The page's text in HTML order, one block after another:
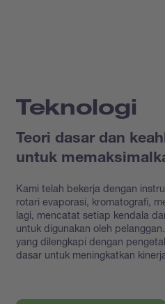
Teknologi
Teori dasar dan
untuk
Kami telah bekerja dengan
rotari evaporasi, kromatografi,
lagi, mencatat setiap kendala
untuk digunakan oleh
yang dilengkapi dengan
dasar untuk meningkatkan